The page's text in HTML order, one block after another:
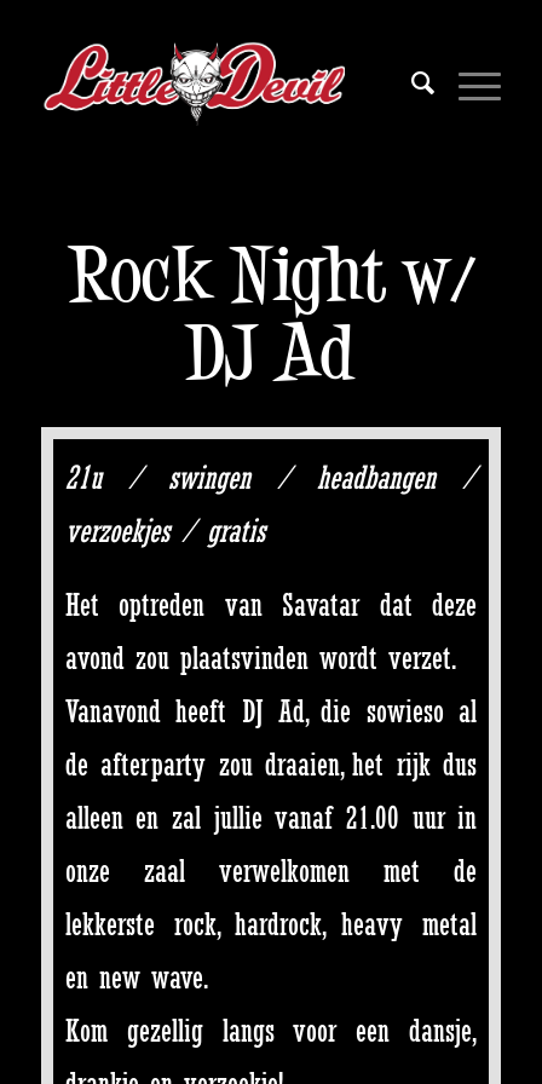
Rock Night w/
DJ Ad
21u / swingen / headbangen /
verzoekjes / gratis
Het optreden van Savatar dat deze
avond zou plaatsvinden wordt verzet.
Vanavond heeft DJ Ad, die sowieso al
de afterparty zou draaien, het rijk dus
alleen en zal jullie vanaf 21.00 uur in
onze zaal verwelkomen met de
lekkerste rock, hardrock, heavy metal
en new wave.
Kom gezellig langs voor een dansje,